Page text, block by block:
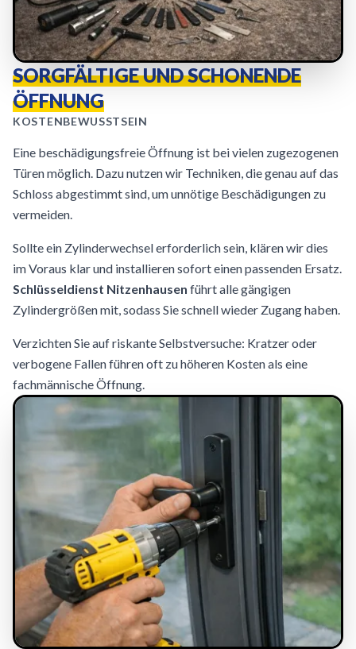
SORGFÄLTIGE UND SCHONENDE
ÖFFNUNG
KOSTENBEWUSSTSEIN
Eine beschädigungsfreie Öffnung ist bei vielen zugezogenen
Türen möglich. Dazu nutzen wir Techniken, die genau auf das
Schloss abgestimmt sind, um unnötige Beschädigungen zu
vermeiden.
Sollte ein Zylinderwechsel erforderlich sein, klären wir dies
im Voraus klar und installieren sofort einen passenden Ersatz.
Schlüsseldienst Nitzenhausen führt alle gängigen
Zylindergrößen mit, sodass Sie schnell wieder Zugang haben.
Verzichten Sie auf riskante Selbstversuche: Kratzer oder
verbogene Fallen führen oft zu höheren Kosten als eine
fachmännische Öffnung.